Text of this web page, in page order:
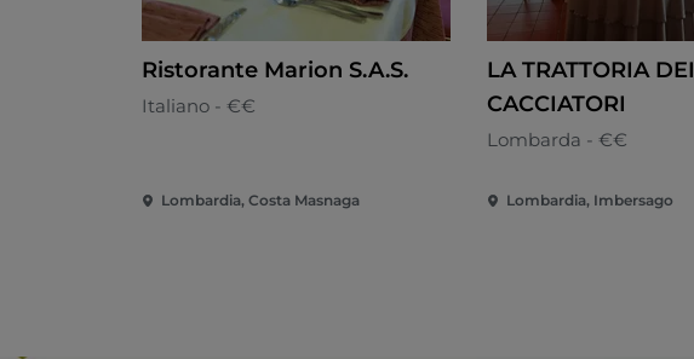
Ristorante Marion S.A.S.
Italiano - €€
Lombardia, Costa Masnaga
LA TRATTORIA DEI
CACCIATORI
Lombarda - €€
Lombardia, Imbersago